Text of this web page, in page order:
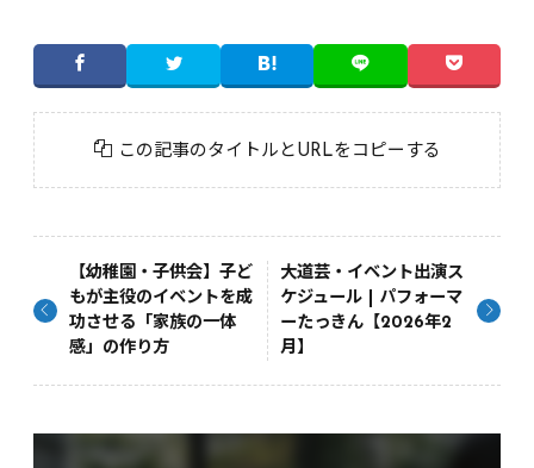
この記事のタイトルとURLをコピーする
【幼稚園・子供会】子ど
もが主役のイベントを成
功させる「家族の一体
感」の作り方
大道芸・イベント出演ス
ケジュール | パフォーマ
ーたっきん【2026年2
月】